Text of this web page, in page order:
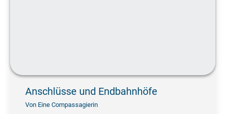
Anschlüsse und Endbahnhöfe
Von Eine Compassagierin